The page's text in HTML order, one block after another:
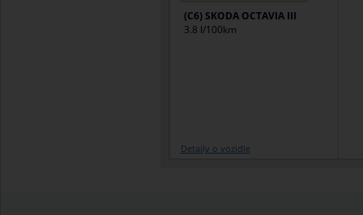
(C6) SKODA OCTAVIA III
3.8 l/100km
Detaily o vozidle